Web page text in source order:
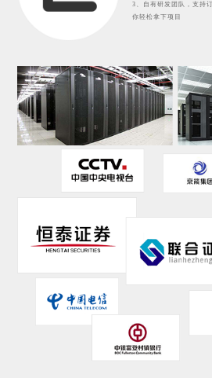
3、自有研发团队，支持
你轻松拿下项目